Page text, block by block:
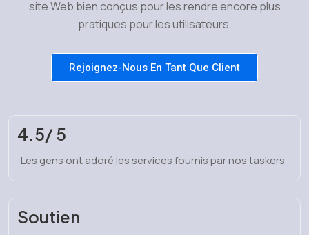
site Web bien conçus pour les rendre encore plus
pratiques pour les utilisateurs.
Rejoignez-Nous En Tant Que Client
4.5/ 5
Les gens ont adoré les services fournis par nos taskers
Soutien